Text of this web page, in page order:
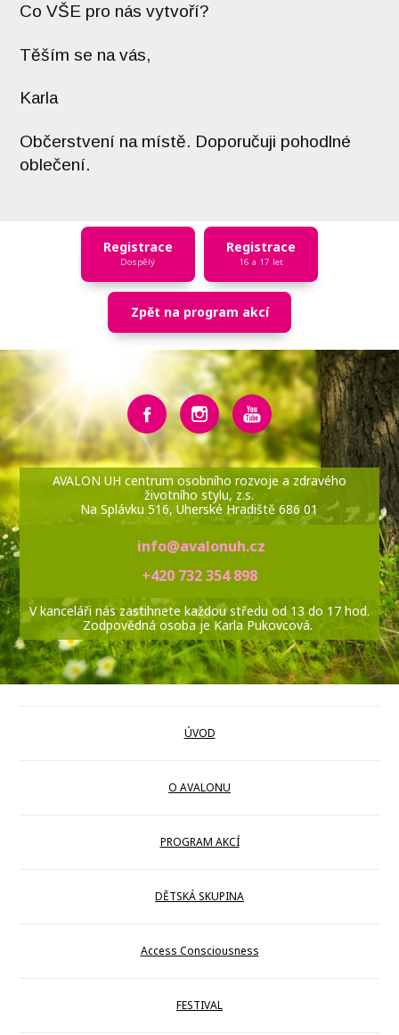
Co VŠE pro nás vytvoří?
Těším se na vás,
Karla
Občerstvení na místě. Doporučuji pohodlné
oblečení.
Registrace
Dospělý
Registrace
16 a 17 let
Zpět na program akcí
AVALON UH centrum osobního rozvoje a zdravého
životního stylu, z.s.
Na Splávku 516, Uherské Hradiště 686 01
info@avalonuh.cz
+420 732 354 898
V kanceláři nás zastihnete každou středu od 13 do 17 hod.
Zodpovědná osoba je Karla Pukovcová.
ÚVOD
O AVALONU
PROGRAM AKCÍ
DĚTSKÁ SKUPINA
Access Consciousness
FESTIVAL